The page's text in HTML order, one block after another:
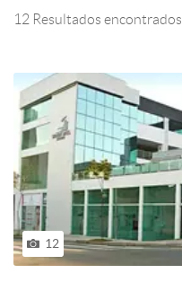
12 Resultados encontrados
12